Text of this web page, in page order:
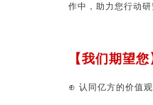
作中，助力您行动
【我们期望您
⊕ 认同亿方的价值